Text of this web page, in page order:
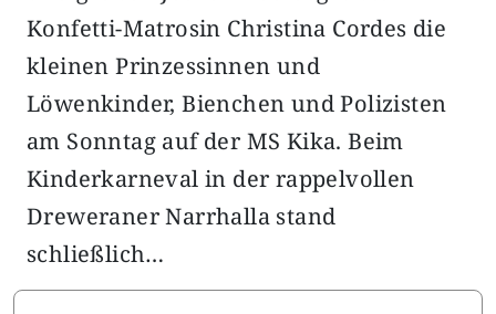
Konfetti-Matrosin Christina Cordes die
kleinen Prinzessinnen und
Löwenkinder, Bienchen und Polizisten
am Sonntag auf der MS Kika. Beim
Kinderkarneval in der rappelvollen
Dreweraner Narrhalla stand
schließlich…